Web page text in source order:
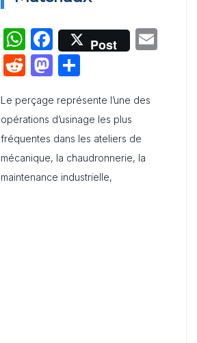
W
h
at
s
A
p
p
F
a
c
e
b
o
o
Post
R
d
di
t
M
st
o
d
o
ta
g
er
Le perçage représente l’une des
opérations d’usinage les plus
fréquentes dans les ateliers de
mécanique, la chaudronnerie, la
maintenance industrielle,